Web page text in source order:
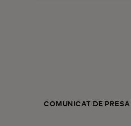
COMUNICAT DE PRESĂ